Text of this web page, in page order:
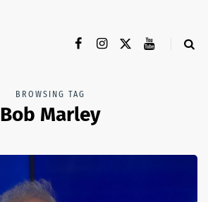
BROWSING TAG
Bob Marley